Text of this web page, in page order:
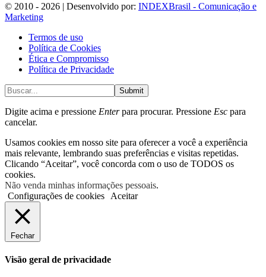
© 2010 - 2026 | Desenvolvido por: INDEXBrasil - Comunicação e
Marketing
Termos de uso
Política de Cookies
Ética e Compromisso
Política de Privacidade
Submit
Digite acima e pressione Enterpara procurar. Pressione Esc para
cancelar.
Usamos cookies em nosso site para oferecer a você a experiência
mais relevante, lembrando suas preferências e visitas repetidas.
Clicando “Aceitar”, você concorda com o uso de TODOS os
cookies.
Não venda minhas informações pessoais.
Configurações de cookies
Aceitar
Fechar
Visão geral de privacidade